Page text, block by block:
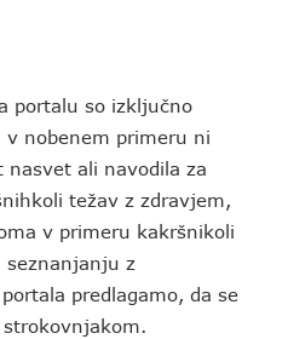
portalu so izključno
nobenem primeru ni
ali navodila za
težav z zdravjem,
v primeru kakršnikoli
seznanjanju z
predlagamo, da se